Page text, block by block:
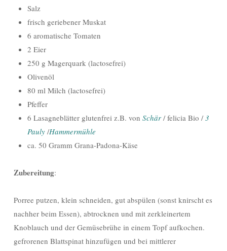
Salz
frisch geriebener Muskat
6 aromatische Tomaten
2 Eier
250 g Magerquark (lactosefrei)
Olivenöl
80 ml Milch (lactosefrei)
Pfeffer
6 Lasagneblätter glutenfrei z.B. von Schär / felicia Bio / 3
Pauly /Hammermühle
ca. 50 Gramm Grana-Padona-Käse
Zubereitung:
Porree putzen, klein schneiden, gut abspülen (sonst knirscht es
nachher beim Essen), abtrocknen und mit zerkleinertem
Knoblauch und der Gemüsebrühe in einem Topf aufkochen.
gefrorenen Blattspinat hinzufügen und bei mittlerer